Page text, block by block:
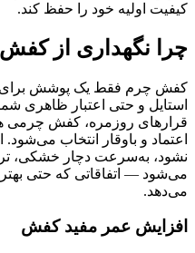
کیفیت اولیه خود را حفظ کند.
چرا نگهداری از
کفش چرم فقط یک پوشش برای
استایل و حتی اعتبار ظاهری
قرارهای روزمره، کفش چرمی
اعتماد و باوقار انتخاب
نشود، به‌سرعت دچار خشکی،
می‌شود — اتفاقاتی که حتی
می‌دهد.
افزایش عمر مفید کفش